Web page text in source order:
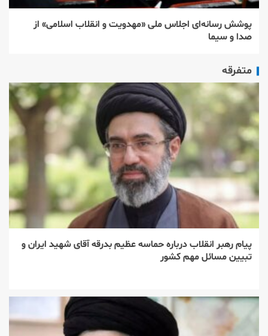
پوشش رسانه‌ای اجلاس ملی «مهدویت و انقلاب اسلامی» از
صدا و سیما
متفرقه
پیام رهبر انقلاب درباره حماسه عظیم بدرقه آقای شهید ایران و
تبیین مسائل مهم کشور